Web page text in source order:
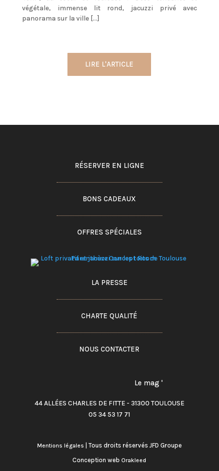
végétale, immense lit rond, jacuzzi privé avec
panorama sur la ville […]
LIRE L'ARTICLE
RÉSERVER EN LIGNE
BONS CADEAUX
OFFRES SPÉCIALES
LA PRESSE
CHARTE QUALITÉ
NOUS CONTACTER
Le mag '
44 ALLÉES CHARLES DE FITTE - 31300 TOULOUSE
05 34 53 17 71
Mentions légales | Tous droits réservés JFD Groupe
Conception webOrakleed